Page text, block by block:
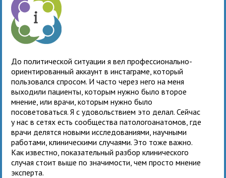
До политической ситуации я вел профессионально-
ориентированный аккаунт в инстаграме, который
пользовался спросом. И часто через него на меня
выходили пациенты, которым нужно было второе
мнение, или врачи, которым нужно было
посоветоваться. Я с удовольствием это делал. Сейчас
у нас в сетях есть сообщества патологоанатомов, где
врачи делятся новыми исследованиями, научными
работами, клиническими случаями. Это тоже важно.
Как известно, показательный разбор клинического
случая стоит выше по значимости, чем просто мнение
эксперта.